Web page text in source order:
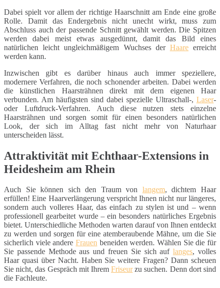
Dabei spielt vor allem der richtige Haarschnitt am Ende eine große
Rolle. Damit das Endergebnis nicht unecht wirkt, muss zum
Abschluss auch der passende Schnitt gewählt werden. Die Spitzen
werden dabei meist etwas ausgedünnt, damit das Bild eines
natürlichen leicht ungleichmäßigem Wuchses der Haareerreicht
werden kann.
Inzwischen gibt es darüber hinaus auch immer speziellere,
modernere Verfahren, die noch schonender arbeiten. Dabei werden
die künstlichen Haarsträhnen direkt mit dem eigenen Haar
verbunden. Am häufigsten sind dabei spezielle Ultraschall-, Laser-
oder Luftdruck-Verfahren. Auch diese nutzen stets einzelne
Haarsträhnen und sorgen somit für einen besonders natürlichen
Look, der sich im Alltag fast nicht mehr von Naturhaar
unterscheiden lässt.
Attraktivität mit Echthaar-Extensions in
Heidesheim am Rhein
Auch Sie können sich den Traum von langem, dichtem Haar
erfüllen! Eine Haarverlängerung verspricht Ihnen nicht nur längeres,
sondern auch volleres Haar, das einfach zu stylen ist und – wenn
professionell gearbeitet wurde – ein besonders natürliches Ergebnis
bietet. Unterschiedliche Methoden warten darauf von Ihnen entdeckt
zu werden und sorgen für eine atemberaubende Mähne, um die Sie
sicherlich viele andere Frauen beneiden werden. Wählen Sie die für
Sie passende Methode aus und freuen Sie sich auflanges, volles
Haar quasi über Nacht. Haben Sie weitere Fragen? Dann scheuen
Sie nicht, das Gespräch mit IhremFriseurzu suchen. Denn dort sind
die Fachleute.